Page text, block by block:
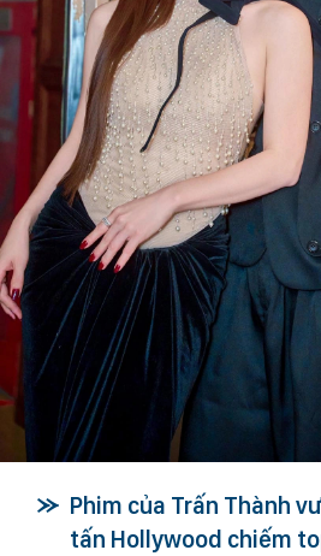
Phim của Trấn Thành
tấn Hollywood chiếm